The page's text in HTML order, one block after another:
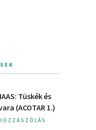
Tüskék és
(ACOTAR 1.)